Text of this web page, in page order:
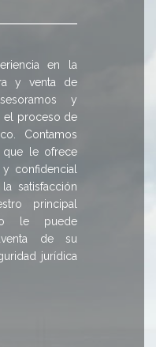
en la
y venta de
y
el proceso de
Contamos
que le ofrece
confidencial
satisfacción
principal
le puede
de su
jurídica